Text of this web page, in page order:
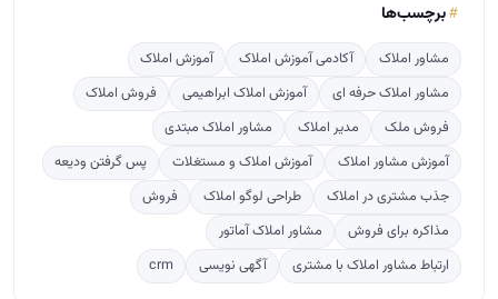
برچسب‌ها
مشاور املاک آکادمی آموزش املاک
آموزش املاک
مشاور املاک حرفه ای
آموزش املاک ابراهیمی
فروش املاک
فروش ملک
مدیر املاک
مشاور املاک مبتدی
آموزش مشاور املاک
آموزش املاک و مستغلات
پس گرفتن ودیعه
جذب مشتری در املاک
طراحی لوگو املاک
فروش
مذاکره برای فروش
مشاور املاک آماتور
ارتباط مشاور املاک با مشتری
آگهی نویسی crm